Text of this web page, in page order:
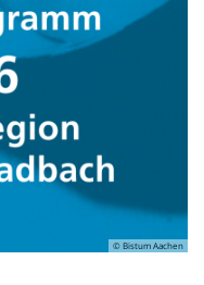
© Bistum Aachen